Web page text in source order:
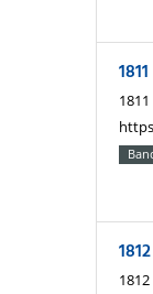
1811
1811
1812
1812